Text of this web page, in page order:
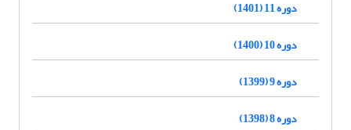
دوره 11 (1401)
دوره 10 (1400)
دوره 9 (1399)
دوره 8 (1398)